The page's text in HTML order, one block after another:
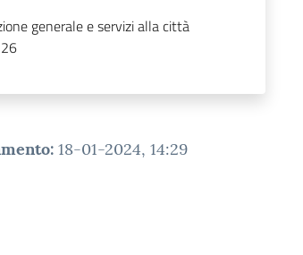
generale e servizi alla città
: 18-01-2024, 14:29